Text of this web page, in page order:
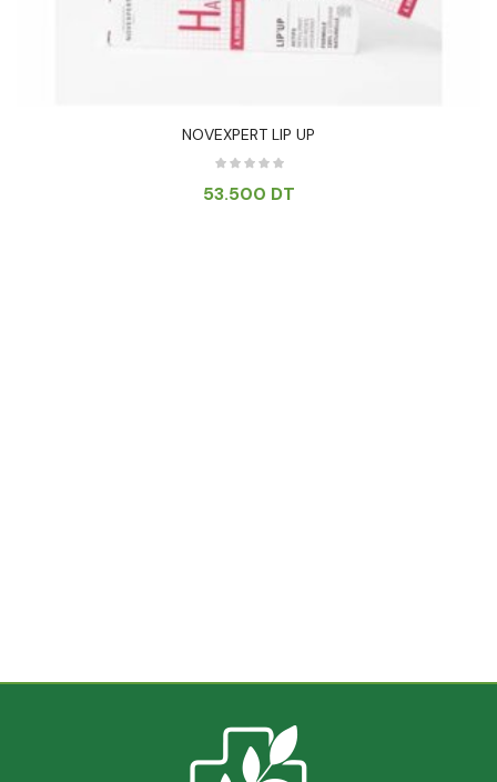
NOVEXPERT LIP UP
53.500 DT